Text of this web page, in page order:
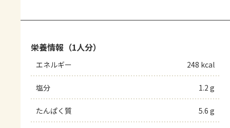
栄養情報（1人分）
エネルギー 248 kcal
塩分 1.2 g
たんぱく質 5.6 g